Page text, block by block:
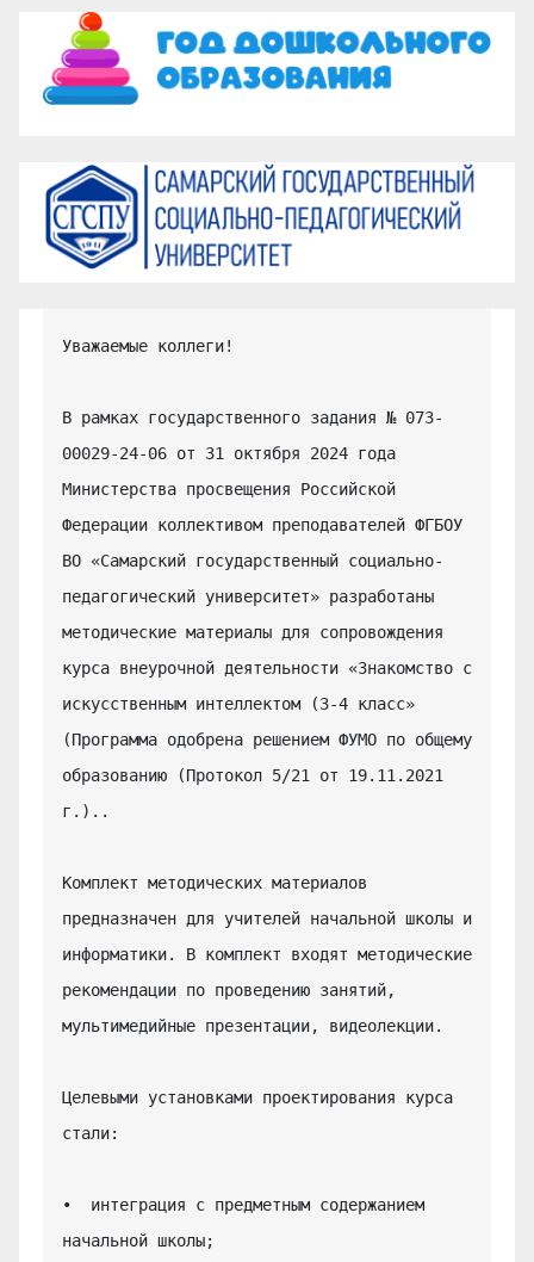
Уважаемые коллеги!
В рамках государственного задания № 073-
00029-24-06 от 31 октября 2024 года
Министерства просвещения Российской
Федерации коллективом преподавателей ФГБОУ
ВО «Самарский государственный социально-
педагогический университет» разработаны
методические материалы для сопровождения
курса внеурочной деятельности «Знакомство с
искусственным интеллектом (3-4 класс»
(Программа одобрена решением ФУМО по общему
образованию (Протокол 5/21 от 19.11.2021
г.)..
Комплект методических материалов
предназначен для учителей начальной школы и
информатики. В комплект входят методические
рекомендации по проведению занятий,
мультимедийные презентации, видеолекции.
Целевыми установками проектирования курса
стали:
•  интеграция с предметным содержанием
начальной школы;